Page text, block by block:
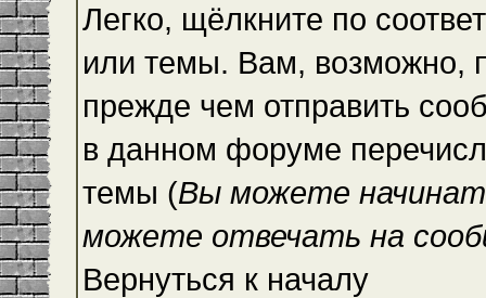
Легко, щёлкните по
или темы. Вам, возможно,
прежде чем отправить
в данном форуме
темы (Вы можете
можете отвечать на
Вернуться к началу